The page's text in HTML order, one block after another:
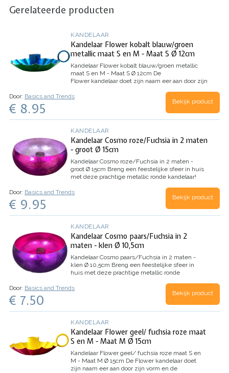
Gerelateerde producten
KANDELAAR
Kandelaar Flower kobalt blauw/groen
metallic maat S en M - Maat S Ø 12cm
Kandelaar Flower kobalt blauw/groen metallic
maat S en M - Maat S Ø 12cm De
Flower kandelaar doet zijn naam eer aan door zijn
te zien ! Zet er een aantal kandelaartjes in
verschillende kleuren bij elkaar en het lijkt…
Door: Basics and Trends
€ 8.95 Bekijk product
KANDELAAR
Kandelaar Cosmo roze/Fuchsia in 2 maten
- groot Ø 15cm
Kandelaar Cosmo roze/Fuchsia in 2 maten -
groot Ø 15cm Breng een feestelijke sfeer in huis
met deze prachtige metallic ronde kandelaar!
heeft een houdertje voor een kaars in het
Door: Basics and Trends
€ 9.95 Bekijk product
KANDELAAR
Kandelaar Cosmo paars/Fuchsia in 2
maten - klen Ø 10,5cm
Kandelaar Cosmo paars/Fuchsia in 2 maten -
klen Ø 10,5cm Breng een feestelijke sfeer in
huis met deze prachtige metallic ronde
maar het heeft een houdertje voor een kaars in
Door: Basics and Trends
€ 7.50 Bekijk product
KANDELAAR
Kandelaar Flower geel/ fuchsia roze maat
S en M - Maat M Ø 15cm
Kandelaar Flower geel/ fuchsia roze maat S en
M - Maat M Ø 15cm De Flower kandelaar doet
zijn naam eer aan door zijn vorm en de